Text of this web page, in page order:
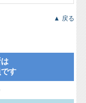
▲ 戻る
す